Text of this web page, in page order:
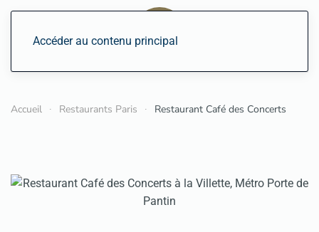
Accéder au contenu principal
Accueil Restaurants Paris Restaurant Café des Concerts